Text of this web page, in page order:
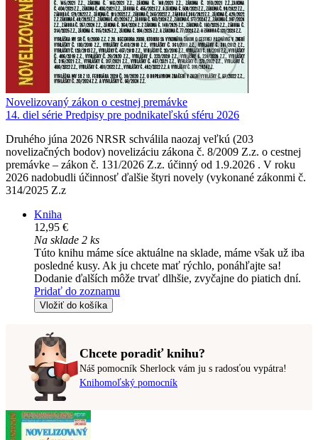
Novelizovaný zákon o cestnej premávke
14. diel série Predpisy pre podnikateľskú sféru 2026
Druhého júna 2026 NRSR schválila naozaj veľkú (203
novelizačných bodov) novelizáciu zákona č. 8/2009 Z.z. o cestnej
premávke – zákon č. 131/2026 Z.z. účinný od 1.9.2026 . V roku
2026 nadobudli účinnosť ďalšie štyri novely (vykonané zákonmi č.
314/2025 Z.z
Kniha
12,95 €
Na sklade 2 ks
Túto knihu máme síce aktuálne na sklade, máme však už iba
posledné kusy. Ak ju chcete mať rýchlo, ponáhľajte sa!
Dodanie ďalších môže trvať dlhšie, zvyčajne do piatich dní.
Pridať do zoznamu
Vložiť do košíka
Chcete poradiť knihu?
Náš pomocník Sherlock vám ju s radosťou vypátra!
Knihomoľský pomocník